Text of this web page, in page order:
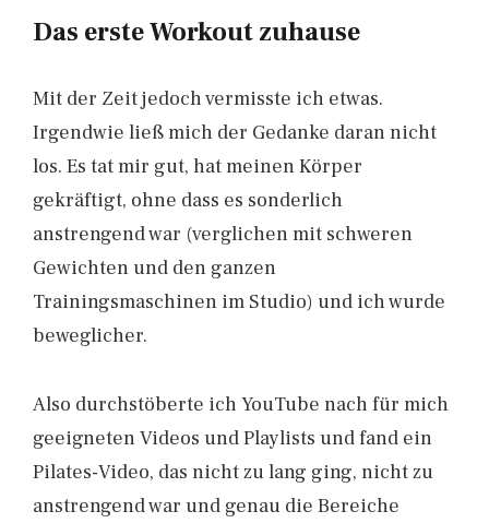
Das erste Workout zuhause
Mit der Zeit jedoch vermisste ich etwas.
Irgendwie ließ mich der Gedanke daran nicht
los. Es tat mir gut, hat meinen Körper
gekräftigt, ohne dass es sonderlich
anstrengend war (verglichen mit schweren
Gewichten und den ganzen
Trainingsmaschinen im Studio) und ich wurde
beweglicher.
Also durchstöberte ich YouTube nach für mich
geeigneten Videos und Playlists und fand ein
Pilates-Video, das nicht zu lang ging, nicht zu
anstrengend war und genau die Bereiche